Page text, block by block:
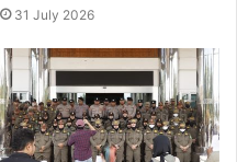
31 July 2026